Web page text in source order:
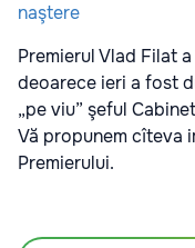
Premierul Vlad Filat
deoarece ieri a fost
„pe viu” şeful
Vă propunem cîteva
Premierului.